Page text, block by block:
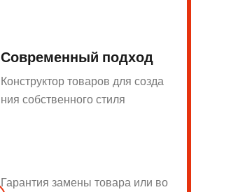
Современный подход
Конструктор товаров для созда
ния собственного стиля
Гарантия замены товара или во